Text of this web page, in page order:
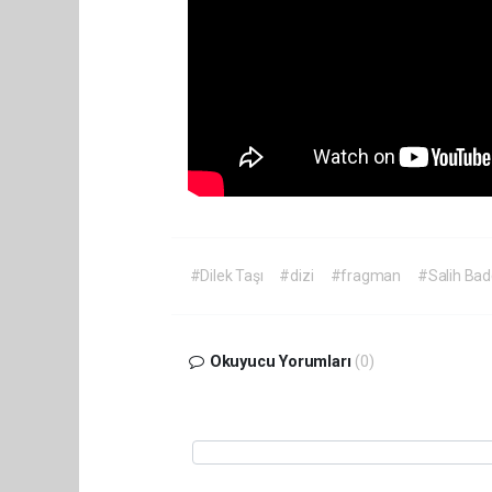
#Dilek Taşı #dizi #fragman #Salih
Okuyucu Yorumları (0)